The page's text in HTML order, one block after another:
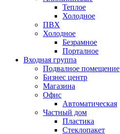
Теплое
Холодное
ПВХ
Холодное
Безрамное
Порталное
Входная группа
Подвалное помещение
Бизнес центр
Магазина
Офис
Автоматическая
Частный дом
Пластика
Стеклопакет